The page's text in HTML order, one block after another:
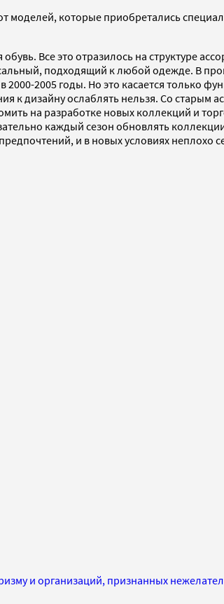
моделей, которые приобретались
Все это отразилось на структуре
подходящий к любой одежде. В
2005 годы. Но это касается только
к дизайну ослаблять нельзя. Со старым
на разработке новых коллекций и
каждый сезон обновлять
и в новых условиях неплохо
и организаций, признанных